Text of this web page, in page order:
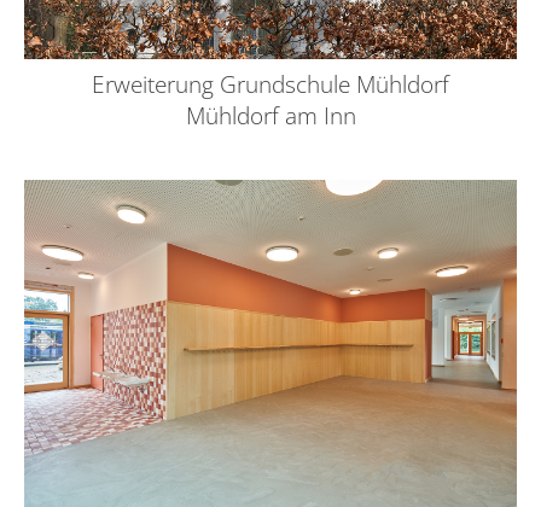
Erweiterung Grundschule Mühldorf
Mühldorf am Inn